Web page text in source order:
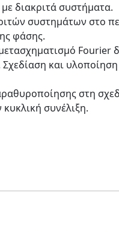
διακριτά συστήματα.
συστημάτων στο
φάσης.
Fourier
και
στη
συνέλιξη.